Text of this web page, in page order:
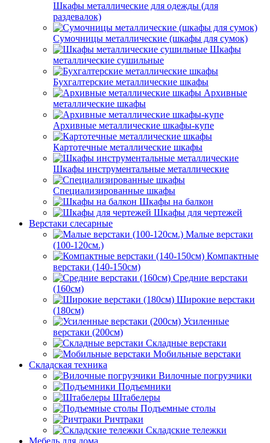
Шкафы металлические для одежды (для
раздевалок)
Сумочницы металлические (шкафы для сумок)
Шкафы
металлические сушильные
Бухгалтерские металлические шкафы
Архивные
металлические шкафы
Архивные металлические шкафы-купе
Картотечные металлические шкафы
Шкафы инструментальные металлические
Специализированные шкафы
Шкафы на балкон
Шкафы для чертежей
Верстаки слесарные
Малые верстаки
(100-120см.)
Компактные
верстаки (140-150см)
Средние верстаки
(160см)
Широкие верстаки
(180см)
Усиленные
верстаки (200см)
Складные верстаки
Мобильные верстаки
Складская техника
Вилочные погрузчики
Подъемники
Штабелеры
Подъемные столы
Ричтраки
Складские тележки
Мебель для дома